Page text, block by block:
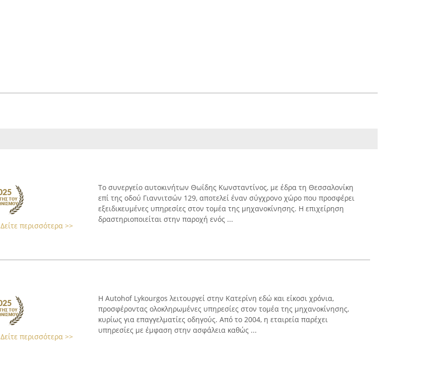
Δείτε περισσότερα >>
Το συνεργείο αυτοκινήτων Θωΐδης Κωνσταντίνος, με έδρα τη Θεσσαλονίκη
επί της οδού Γιαννιτσών 129, αποτελεί έναν σύγχρονο χώρο που προσφέρει
εξειδικευμένες υπηρεσίες στον τομέα της μηχανοκίνησης. Η επιχείρηση
δραστηριοποιείται στην παροχή ενός ...
Δείτε περισσότερα >>
Η Autohof Lykourgos λειτουργεί στην Κατερίνη εδώ και είκοσι χρόνια,
προσφέροντας ολοκληρωμένες υπηρεσίες στον τομέα της μηχανοκίνησης,
κυρίως για επαγγελματίες οδηγούς. Από το 2004, η εταιρεία παρέχει
υπηρεσίες με έμφαση στην ασφάλεια καθώς ...